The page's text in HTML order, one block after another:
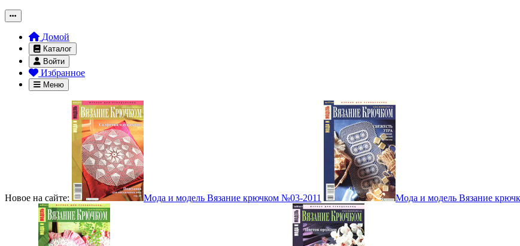
Домой
Каталог
Войти
Избранное
Меню
Новое на сайте: Мода и модель Вязание крючком №03-2011 Мода и модель Вязание